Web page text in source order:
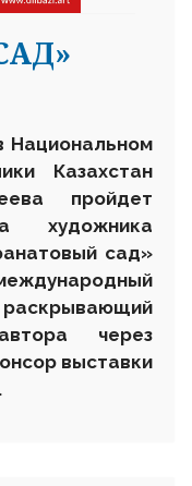
Национальном
Казахстан
пройдет
художника
сад»
через
выставки